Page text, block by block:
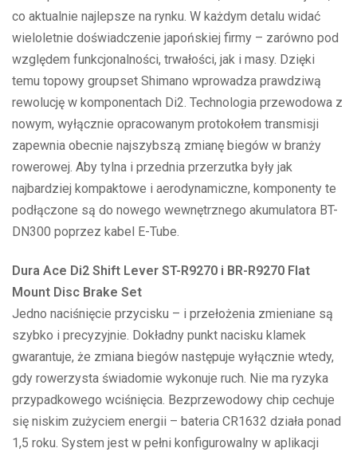
co aktualnie najlepsze na rynku. W każdym detalu widać
wieloletnie doświadczenie japońskiej firmy – zarówno pod
względem funkcjonalności, trwałości, jak i masy. Dzięki
temu topowy groupset Shimano wprowadza prawdziwą
rewolucję w komponentach Di2. Technologia przewodowa z
nowym, wyłącznie opracowanym protokołem transmisji
zapewnia obecnie najszybszą zmianę biegów w branży
rowerowej. Aby tylna i przednia przerzutka były jak
najbardziej kompaktowe i aerodynamiczne, komponenty te
podłączone są do nowego wewnętrznego akumulatora BT-
DN300 poprzez kabel E-Tube.
Dura Ace Di2 Shift Lever ST-R9270 i BR-R9270 Flat
Mount Disc Brake Set
Jedno naciśnięcie przycisku – i przełożenia zmieniane są
szybko i precyzyjnie. Dokładny punkt nacisku klamek
gwarantuje, że zmiana biegów następuje wyłącznie wtedy,
gdy rowerzysta świadomie wykonuje ruch. Nie ma ryzyka
przypadkowego wciśnięcia. Bezprzewodowy chip cechuje
się niskim zużyciem energii – bateria CR1632 działa ponad
1,5 roku. System jest w pełni konfigurowalny w aplikacji